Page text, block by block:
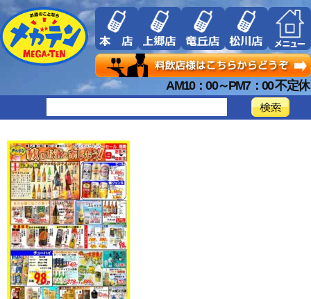
AM10：00～PM7：00 不定休